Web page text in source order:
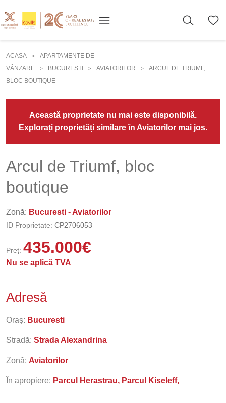
ACASA >
APARTAMENTE DE
VÂNZARE
> BUCURESTI > AVIATORILOR >
ARCUL DE TRIUMF,
BLOC BOUTIQUE
Această proprietate nu mai este disponibilă.
Explorați proprietăți similare în Aviatorilor mai jos.
Arcul de Triumf, bloc
boutique
Zonă: Bucuresti - Aviatorilor
ID Proprietate: CP2706053
Preț: 435.000€
Nu se aplică TVA
Adresă
Oraș: Bucuresti
Stradă: Strada Alexandrina
Zonă: Aviatorilor
În apropiere: Parcul Herastrau, Parcul Kiseleff,